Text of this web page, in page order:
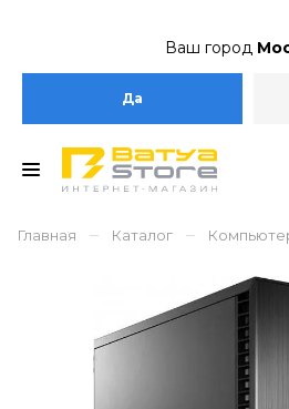
Ваш город
Да
Главная – Каталог –